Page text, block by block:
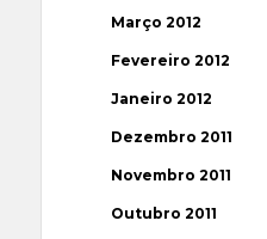
Março 2012
Fevereiro 2012
Janeiro 2012
Dezembro 2011
Novembro 2011
Outubro 2011